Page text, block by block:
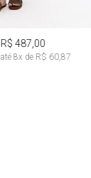
M
R$ 487,00
até 8x de R$ 60,87